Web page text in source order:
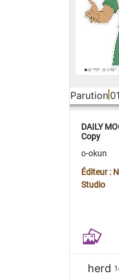
Parution
DAILY
Copy
o-okun
Éditeur :
Studio
herd